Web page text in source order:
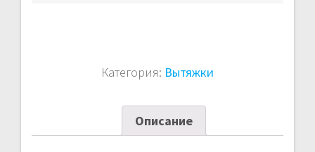
Категория: Вытяжки
Описание